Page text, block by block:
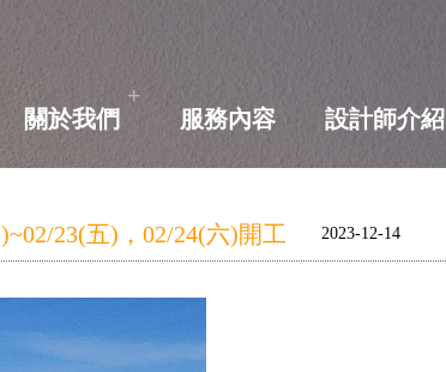
關於我們
+
服務內容
設計師介紹
23(五)，02/24(六)開工 2023-12-14